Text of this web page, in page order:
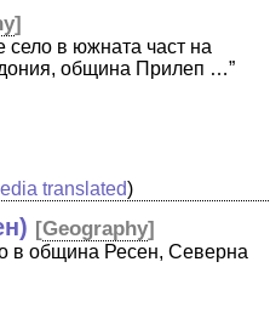
]
село в южната част на
община Прилеп …”
translated)
[Geography]
в община Ресен, Северна